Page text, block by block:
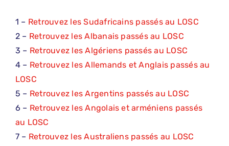
1 – Retrouvez les Sudafricains passés au LOSC
2 – Retrouvez les Albanais passés au LOSC
3 – Retrouvez les Algériens passés au LOSC
4 – Retrouvez les Allemands et Anglais passés au
LOSC
5 – Retrouvez les Argentins passés au LOSC
6 – Retrouvez les Angolais et arméniens passés
au LOSC
7 – Retrouvez les Australiens passés au LOSC